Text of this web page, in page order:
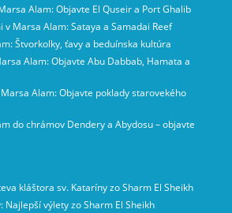
Alam: Objavte El Quseir a Port Ghalib
v Marsa Alam: Sataya a Samadai Reef
Štvorkolky, ťavy a beduínska kultúra
Alam: Objavte Abu Dabbab, Hamata a
Alam: Objavte poklady starovekého
do chrámov Dendery a Abydosu – objavte
kláštora sv. Kataríny zo Sharm El Sheikh
Najlepší výlety zo Sharm El Sheikh